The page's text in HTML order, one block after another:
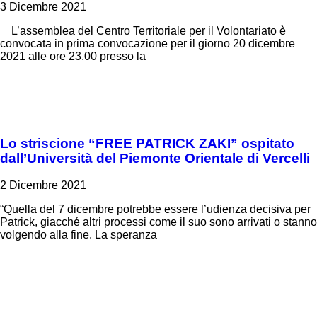
3 Dicembre 2021
L’assemblea del Centro Territoriale per il Volontariato è
convocata in prima convocazione per il giorno 20 dicembre
2021 alle ore 23.00 presso la
Lo striscione “FREE PATRICK ZAKI” ospitato
dall’Università del Piemonte Orientale di Vercelli
2 Dicembre 2021
“Quella del 7 dicembre potrebbe essere l’udienza decisiva per
Patrick, giacché altri processi come il suo sono arrivati o stanno
volgendo alla fine. La speranza